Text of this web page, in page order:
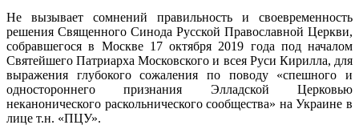
Не вызывает сомнений правильность и своевременность
решения Священного Синода Русской Православной Церкви,
собравшегося в Москве 17 октября 2019 года под началом
Святейшего Патриарха Московского и всея Руси Кирилла, для
выражения глубокого сожаления по поводу «спешного и
одностороннего признания Элладской Церковью
неканонического раскольнического сообщества» на Украине в
лице т.н. «ПЦУ».